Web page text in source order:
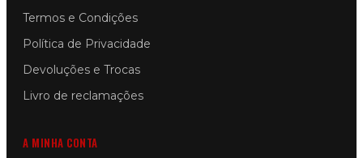
Termos e Condições
Política de Privacidade
Devoluções e Trocas
Livro de reclamações
A MINHA CONTA